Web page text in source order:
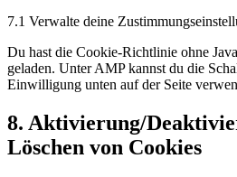
7.1 Verwalte deine
Du hast die Cookie-Richtlinie ohne
geladen. Unter AMP kannst du die
Einwilligung unten auf der Seite
8. Aktivierung/
Löschen von Cookies